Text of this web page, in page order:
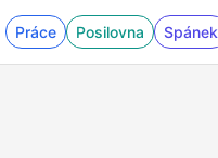
Práce Posilovna Spánek